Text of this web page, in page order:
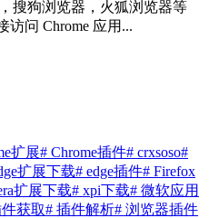
搜狗浏览器，火狐浏览器等
访问 Chrome 应用...
扩展# Chrome插件# crxsoso#
扩展下载# edge插件# Firefox
扩展下载# xpi下载# 微软应用
获取# 插件解析# 浏览器插件